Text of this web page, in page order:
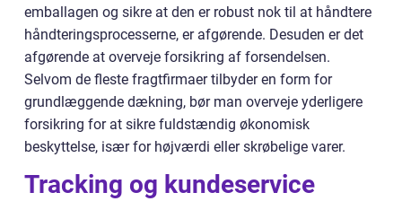
emballagen og sikre at den er robust nok til at håndtere
håndteringsprocesserne, er afgørende. Desuden er det
afgørende at overveje forsikring af forsendelsen.
Selvom de fleste fragtfirmaer tilbyder en form for
grundlæggende dækning, bør man overveje yderligere
forsikring for at sikre fuldstændig økonomisk
beskyttelse, især for højværdi eller skrøbelige varer.
Tracking og kundeservice